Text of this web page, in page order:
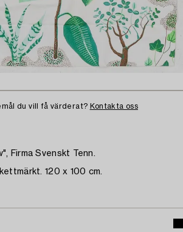
du vill få värderat? Kontakta oss
Firma Svenskt Tenn.
120 x 100 cm.